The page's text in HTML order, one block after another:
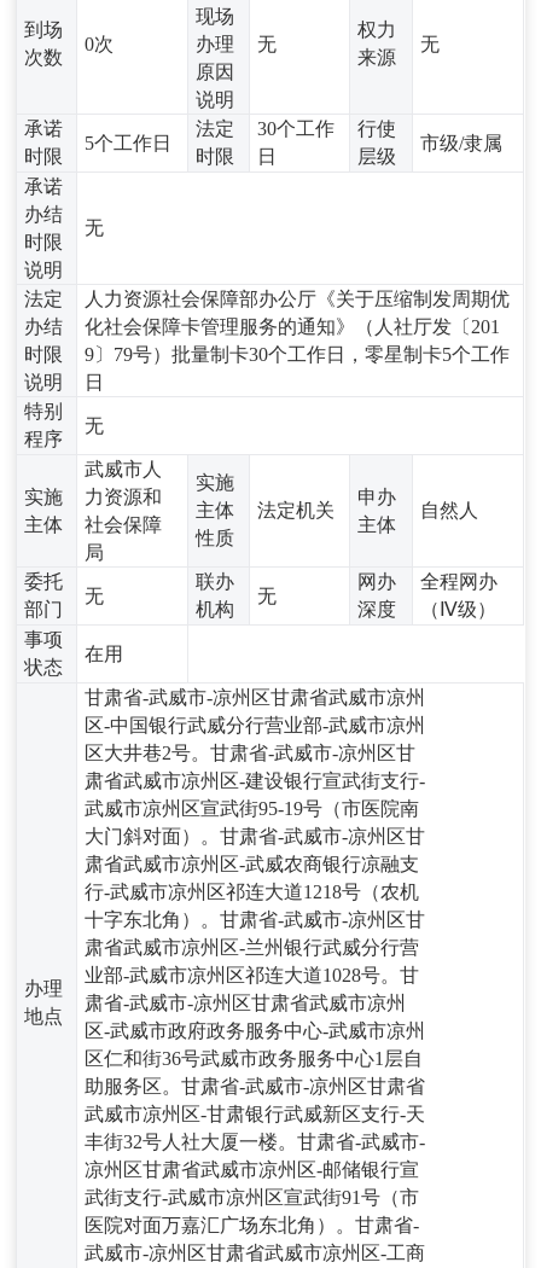
到场
次数
0次
现场
办理
原因
说明
无
权力
来源
无
承诺
时限
5个工作日
法定
时限
30个工作
日
行使
层级
市级/隶属
承诺
办结
时限
说明
无
法定
办结
时限
说明
人力资源社会保障部办公厅《关于压缩制发周期优
化社会保障卡管理服务的通知》（人社厅发〔201
9〕79号）批量制卡30个工作日，零星制卡5个工作
日
特别
程序
无
实施
主体
武威市人
力资源和
社会保障
局
实施
主体
性质
法定机关
申办
主体
自然人
委托
部门
无
联办
机构
无
网办
深度
全程网办
（Ⅳ级）
事项
状态
在用
办理
地点
甘肃省-武威市-凉州区甘肃省武威市凉州
区-中国银行武威分行营业部-武威市凉州
区大井巷2号。甘肃省-武威市-凉州区甘
肃省武威市凉州区-建设银行宣武街支行-
武威市凉州区宣武街95-19号（市医院南
大门斜对面）。甘肃省-武威市-凉州区甘
肃省武威市凉州区-武威农商银行凉融支
行-武威市凉州区祁连大道1218号（农机
十字东北角）。甘肃省-武威市-凉州区甘
肃省武威市凉州区-兰州银行武威分行营
业部-武威市凉州区祁连大道1028号。甘
肃省-武威市-凉州区甘肃省武威市凉州
区-武威市政府政务服务中心-武威市凉州
区仁和街36号武威市政务服务中心1层自
助服务区。甘肃省-武威市-凉州区甘肃省
武威市凉州区-甘肃银行武威新区支行-天
丰街32号人社大厦一楼。甘肃省-武威市-
凉州区甘肃省武威市凉州区-邮储银行宣
武街支行-武威市凉州区宣武街91号（市
医院对面万嘉汇广场东北角）。甘肃省-
武威市-凉州区甘肃省武威市凉州区-工商